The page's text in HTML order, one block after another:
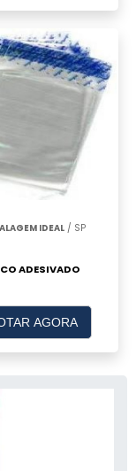
IDEAL / SP
ADESIVADO
AGORA